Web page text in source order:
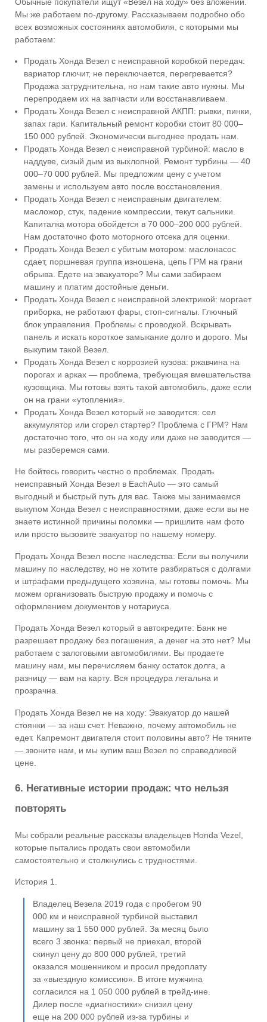
Мы же работаем по-другому. Рассказываем подробно обо
всех возможных состояниях автомобиля, с которыми мы
работаем:
Продать Хонда Везел с неисправной коробкой передач:
вариатор глючит, не переключается, перегревается?
Продажа затруднительна, но нам такие авто нужны. Мы
перепродаем их на запчасти или восстанавливаем.
Продать Хонда Везел с неисправной АКПП: рывки, пинки,
запах гари. Капитальный ремонт коробки стоит 80 000–
150 000 рублей. Экономически выгоднее продать нам.
Продать Хонда Везел с неисправной турбиной: масло в
наддуве, сизый дым из выхлопной. Ремонт турбины — 40
000–70 000 рублей. Мы предложим цену с учетом
замены и используем авто после восстановления.
Продать Хонда Везел с неисправным двигателем:
масложор, стук, падение компрессии, текут сальники.
Капиталка мотора обойдется в 70 000–200 000 рублей.
Нам достаточно фото моторного отсека для оценки.
Продать Хонда Везел с убитым мотором: маслонасос
сдает, поршневая группа изношена, цепь ГРМ на грани
обрыва. Едете на эвакуаторе? Мы сами забираем
машину и платим достойные деньги.
Продать Хонда Везел с неисправной электрикой: моргает
приборка, не работают фары, стоп-сигналы. Глючный
блок управления. Проблемы с проводкой. Вскрывать
панель и искать короткое замыкание долго и дорого. Мы
выкупим такой Везел.
Продать Хонда Везел с коррозией кузова: ржавчина на
порогах и арках — проблема, требующая вмешательства
кузовщика. Мы готовы взять такой автомобиль, даже если
он на грани «утопления».
Продать Хонда Везел который не заводится: сел
аккумулятор или сгорел стартер? Проблема с ГРМ? Нам
достаточно того, что он на ходу или даже не заводится —
мы разберемся сами.
Не бойтесь говорить честно о проблемах. Продать
неисправный Хонда Везел в EachAuto — это самый
выгодный и быстрый путь для вас. Также мы занимаемся
выкупом Хонда Везел с неисправностями, даже если вы не
знаете истинной причины поломки — пришлите нам фото
или просто вызовите эвакуатор по нашему номеру.
Продать Хонда Везел после наследства: Если вы получили
машину по наследству, но не хотите разбираться с долгами
и штрафами предыдущего хозяина, мы готовы помочь. Мы
можем организовать быструю продажу и помочь с
оформлением документов у нотариуса.
Продать Хонда Везел который в автокредите: Банк не
разрешает продажу без погашения, а денег на это нет? Мы
работаем с залоговыми автомобилями. Вы продаете
машину нам, мы перечисляем банку остаток долга, а
разницу — вам на карту. Вся процедура легальна и
прозрачна.
Продать Хонда Везел не на ходу: Эвакуатор до нашей
стоянки — за наш счет. Неважно, почему автомобиль не
едет. Капремонт двигателя стоит половины авто? Не тяните
— звоните нам, и мы купим ваш Везел по справедливой
цене.
6. Негативные истории продаж: что нельзя
повторять
Мы собрали реальные рассказы владельцев Honda Vezel,
которые пытались продать свои автомобили
самостоятельно и столкнулись с трудностями.
История 1.
Владелец Везела 2019 года с пробегом 90
000 км и неисправной турбиной выставил
машину за 1 550 000 рублей. За месяц было
всего 3 звонка: первый не приехал, второй
скинул цену до 800 000 рублей, третий
оказался мошенником и просил предоплату
за «выездную комиссию». В итоге мужчина
согласился на 1 050 000 рублей в трейд-ине.
Дилер после «диагностики» снизил цену
еще на 200 000 рублей из-за турбины и